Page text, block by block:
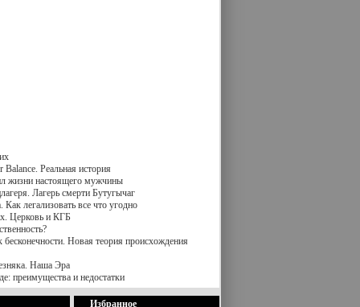
Balance. Реальная история
жизни настоящего мужчины
Лагерь смерти Бутугычаг
легализовать все что угодно
Церковь и КГБ
бесконечности. Новая теория происхождения
Наша Эра
преимущества и недостатки
Избранное